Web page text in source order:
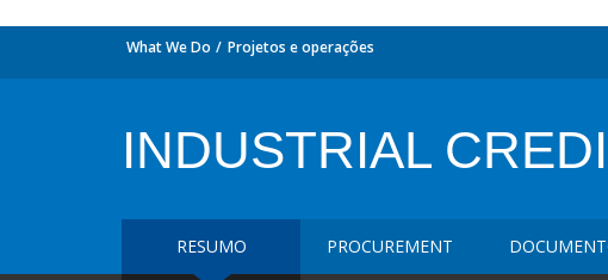
What We Do Projetos e operações
INDUSTRIAL
RESUMO PROCUREMENT